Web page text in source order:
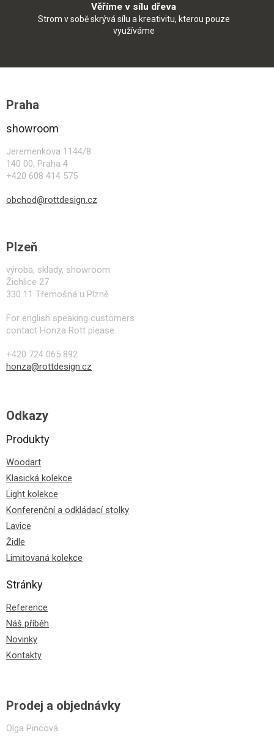
Věříme v sílu dřeva
Strom v sobě skrývá sílu a kreativitu, kterou pouze
využíváme
Praha
showroom
Jeremenkova 1144/8
140 00, Praha 4
+420 608 414 575
obchod@rottdesign.cz
Plzeň
výroba, sklady, showroom
Žichlice 27
330 11 Třemošná u Plzně
For english speaking customers
contact Honza Rott please.
+420 724 065 892
honza@rottdesign.cz
Odkazy
Produkty
Woodart
Klasická kolekce
Light kolekce
Konferenční a odkládací stolky
Lavice
Židle
Limitovaná kolekce
Stránky
Reference
Náš příběh
Novinky
Kontakty
Prodej a objednávky
Olga Pincová